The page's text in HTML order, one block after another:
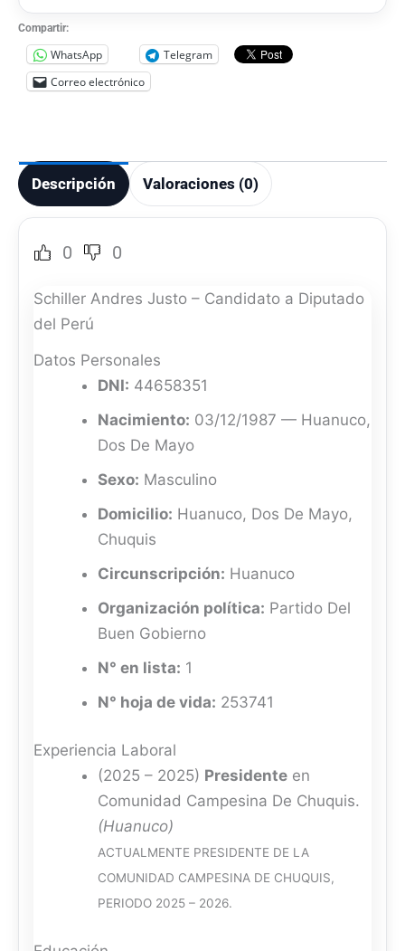
Compartir:
WhatsApp
Telegram
Correo electrónico
Descripción Valoraciones (0)
0 0
Schiller Andres Justo – Candidato a Diputado
del Perú
Datos Personales
DNI: 44658351
Nacimiento: 03/12/1987 — Huanuco,
Dos De Mayo
Sexo: Masculino
Domicilio: Huanuco, Dos De Mayo,
Chuquis
Circunscripción: Huanuco
Organización política: Partido Del
Buen Gobierno
N° en lista: 1
N° hoja de vida: 253741
Experiencia Laboral
(2025 – 2025) Presidente en
Comunidad Campesina De Chuquis.
(Huanuco)
ACTUALMENTE PRESIDENTE DE LA
COMUNIDAD CAMPESINA DE CHUQUIS,
PERIODO 2025 – 2026.